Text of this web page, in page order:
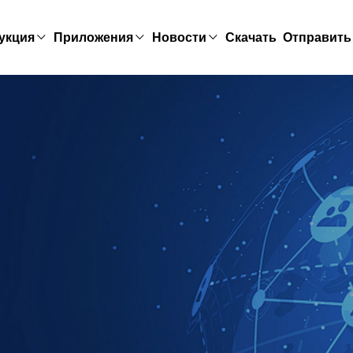
Приложения Новости Скачать